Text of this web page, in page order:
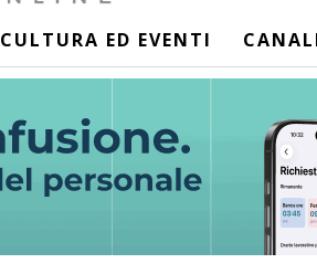
CULTURA ED EVENTI